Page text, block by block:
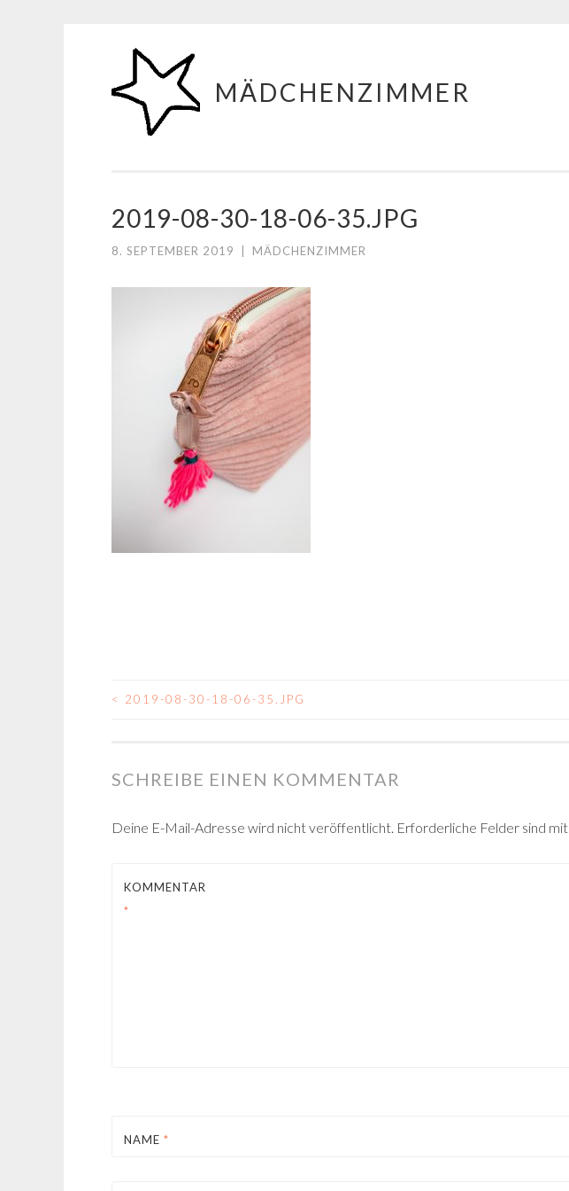
Zum
Inhalt
springen
MÄDCHENZIMMER
2019-08-30-18-06-35.JPG
8. SEPTEMBER 2019 MÄDCHENZIMMER
BEITRAGSNAVIGATION
< 2019-08-30-18-06-35.JPG
SCHREIBE EINEN KOMMENTAR
Deine E-Mail-Adresse wird nicht veröffentlicht. Erforderliche Felder sind mit
KOMMENTAR
*
NAME *